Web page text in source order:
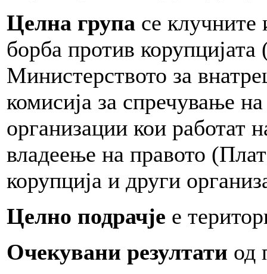
Целна група се клучните
борба против
Министерството за
комисија за спречување
организации кои работат
владеење на правото
корупција и други
Целно подрачје е
Очекувани резултати од